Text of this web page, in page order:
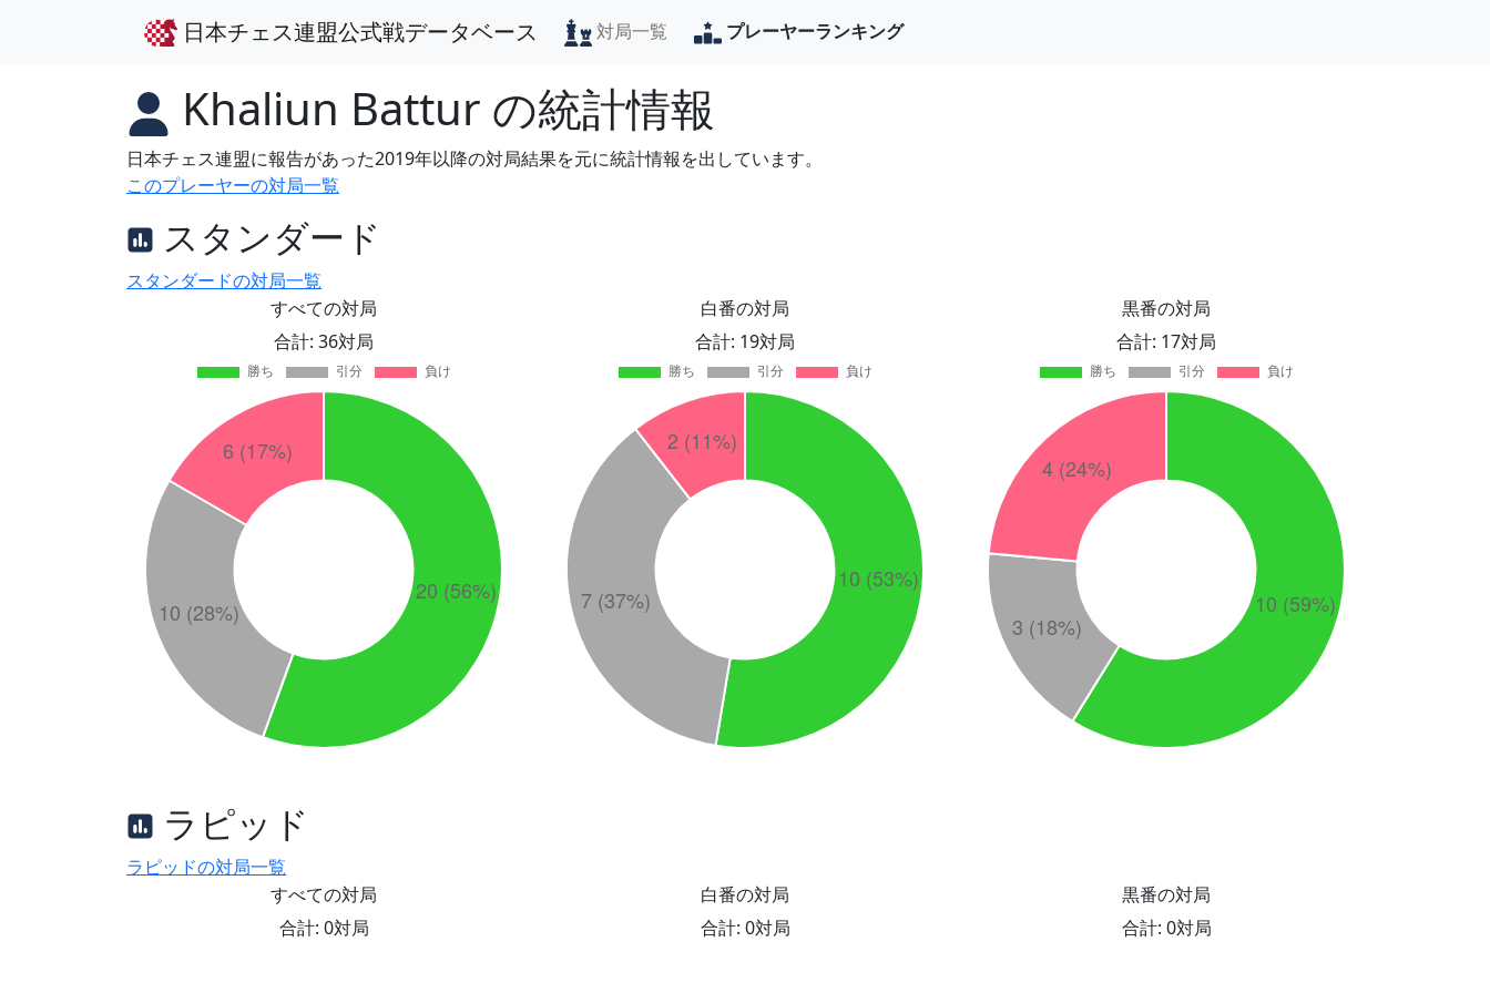
日本チェス連盟公式戦データベース 対局一覧 プレーヤーランキング
Khaliun Battur の統計情報
日本チェス連盟に報告があった2019年以降の対局結果を元に統計情報を出しています。
このプレーヤーの対局一覧
スタンダード
スタンダードの対局一覧
すべての対局
合計: 36対局
白番の対局
合計: 19対局
黒番の対局
合計: 17対局
ラピッド
ラピッドの対局一覧
すべての対局
合計: 0対局
白番の対局
合計: 0対局
黒番の対局
合計: 0対局